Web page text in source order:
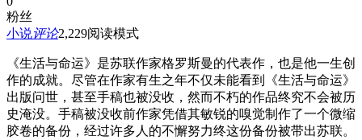
粉丝
小说评论2,229阅读模式
《生活与命运》是苏联作家格罗斯曼的代表作，也是他一生创
作的成就。尽管在作家有生之年不仅未能看到《生活与命运》
出版问世，甚至手稿也被没收，然而不朽的作品终究不会被历
史淹没。手稿被没收前作家凭借其敏锐的嗅觉制作了一个微缩
胶卷的备份，经过许多人的不懈努力终这份备份被带出苏联。